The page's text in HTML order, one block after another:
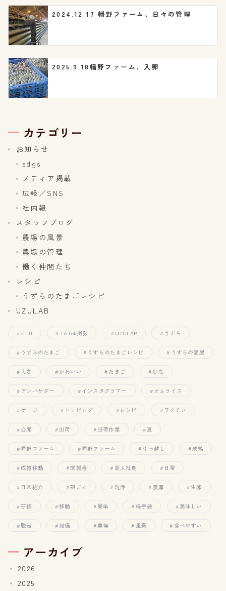
2024.12.17 幡野ファーム、日々の管理
2025.9.18幡野ファーム、入卵
カテゴリー
お知らせ
sdgs
メディア掲載
広報／SNS
社内報
スタッフブログ
農場の風景
農場の管理
働く仲間たち
レシピ
うずらのたまごレシピ
UZULAB
staff TikTok撮影 UZULAB うずら
うずらのたまご うずらのたまごレシピ うずらの部屋
えさ かわいい たまご ひな
アンバサダー インスタグラマー オムライス
ゲージ トッピング レシピ ワクチン
公開 出荷 出荷作業 夏
幡野ファーム 幡野ファーム 引っ越し 成鶉
成鶉移動 成鶉舎 新入社員 日常
日常紹介 殻ごと 洗浄 濃厚 生卵
研修 移動 簡単 緑手袋 美味しい
脱走 設備 農場 風景 食べやすい
アーカイブ
2026
2025